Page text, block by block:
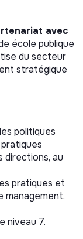
avec
école publique
du secteur
stratégique
politiques
directions, au
pratiques et
management.
niveau 7.